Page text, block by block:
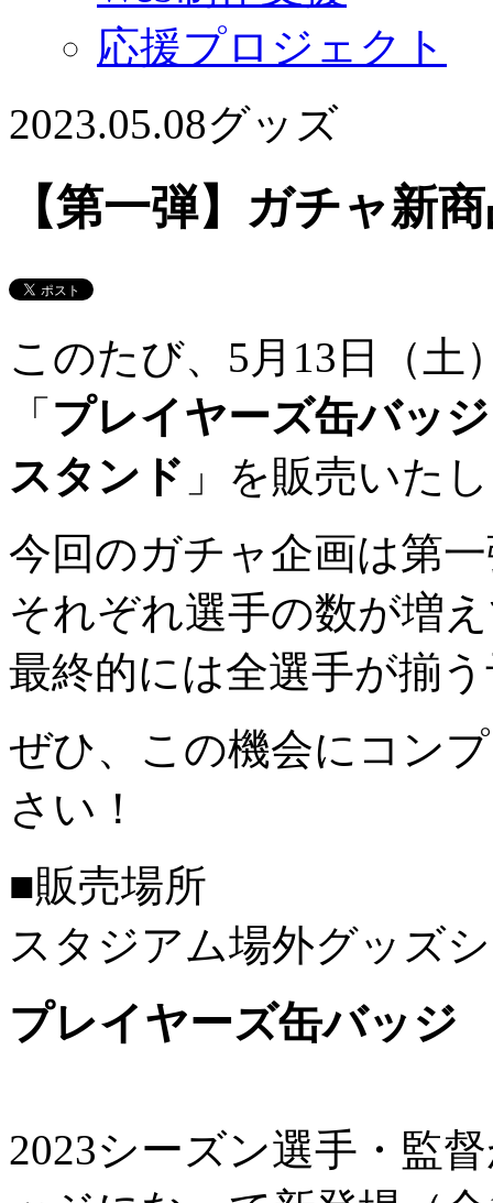
応援プロジェクト
2023.05.08グッズ
【第一弾】ガチャ新
このたび、5月13日（土
「 プレイヤーズ缶バッジ
スタンド 」を販売いた
今回のガチャ企画は第
それぞれ選手の数が増
最終的には全選手が揃
ぜひ、この機会にコン
さい！
■販売場所
スタジアム場外グッズ
プレイヤーズ缶バッジ
2023シーズン選手・監